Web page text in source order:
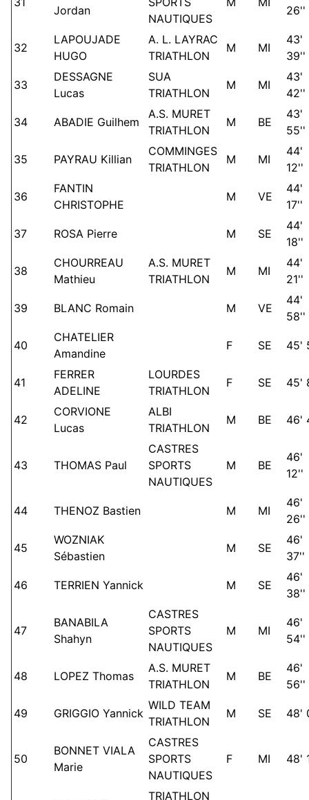
Jordan
NAUTIQUES
26''
32
LAPOUJADE
HUGO
A. L. LAYRAC
TRIATHLON
M MI
43'
39''
33
DESSAGNE
Lucas
SUA
TRIATHLON
M MI
43'
42''
34 ABADIE Guilhem
A.S. MURET
TRIATHLON
M BE
43'
55''
35 PAYRAU Killian
COMMINGES
TRIATHLON
M MI
44'
12''
36
FANTIN
CHRISTOPHE
M VE
44'
17''
37 ROSA Pierre M SE
44'
18''
38
CHOURREAU
Mathieu
A.S. MURET
TRIATHLON
M MI
44'
21''
39 BLANC Romain M VE
44'
58''
40
CHATELIER
Amandine
F SE 45'
41
FERRER
ADELINE
LOURDES
TRIATHLON
F SE 45'
42
CORVIONE
Lucas
ALBI
TRIATHLON
M BE 46'
43 THOMAS Paul
CASTRES
SPORTS
NAUTIQUES
M BE
46'
12''
44 THENOZ Bastien M MI
46'
26''
45
WOZNIAK
Sébastien
M SE
46'
37''
46 TERRIEN Yannick M SE
46'
38''
47
BANABILA
Shahyn
CASTRES
SPORTS
NAUTIQUES
M MI
46'
54''
48 LOPEZ Thomas
A.S. MURET
TRIATHLON
M BE
46'
56''
49 GRIGGIO Yannick
WILD TEAM
TRIATHLON
M SE 48'
50
BONNET VIALA
Marie
CASTRES
SPORTS
NAUTIQUES
F MI 48'
TRIATHLON